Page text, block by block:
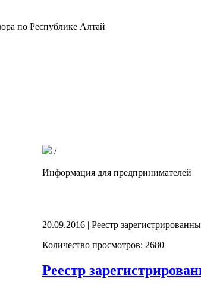
/
Информация для предпринимателей
20.09.2016 | Реестр
Количество просмотров: 2680
Реестр